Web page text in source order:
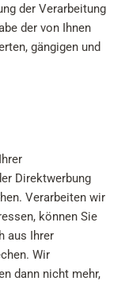
der Verarbeitung
der von Ihnen
gängigen und
Direktwerbung
Verarbeiten wir
können Sie
aus Ihrer
Wir
dann nicht mehr,